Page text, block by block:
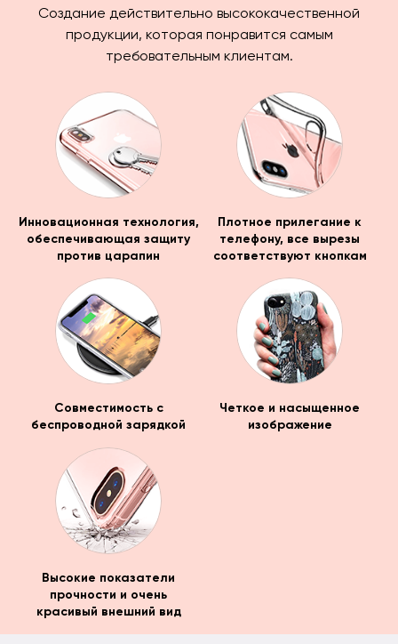
Создание действительно высококачественной
продукции, которая понравится самым
требовательным клиентам.
Инновационная технология,
обеспечивающая защиту
против царапин
Плотное прилегание к
телефону, все вырезы
соответствуют кнопкам
Совместимость с
беспроводной зарядкой
Четкое и насыщенное
изображение
Высокие показатели
прочности и очень
красивый внешний вид